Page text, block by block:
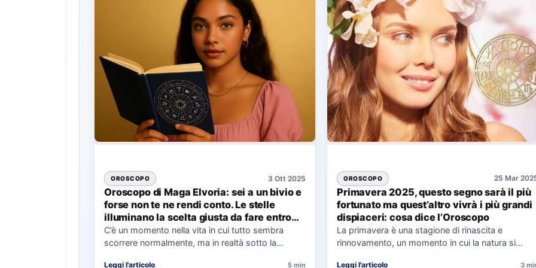
OROSCOPO 3 Ott 2025
Oroscopo di Maga Elvoria: sei a un bivio e
forse non te ne rendi conto. Le stelle
illuminano la scelta giusta da fare entro
domenica
C’è un momento nella vita in cui tutto sembra
scorrere normalmente, ma in realtà sotto la
Leggi l'articolo 5 min
OROSCOPO 25 Mar
Primavera 2025, questo segno sarà il più
fortunato ma quest’altro vivrà i più grandi
dispiaceri: cosa dice l’Oroscopo
La primavera è una stagione di rinascita e
rinnovamento, un momento in cui la natura si
Leggi l'articolo 3